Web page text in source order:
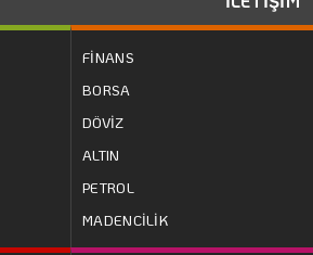
FİNANS
BORSA
DÖVİZ
ALTIN
PETROL
MADENCİLİK